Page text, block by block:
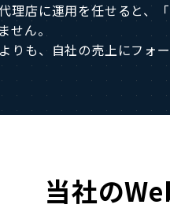
理店に運用を任せると、
せん。
りも、自社の売上にフォ
当社の